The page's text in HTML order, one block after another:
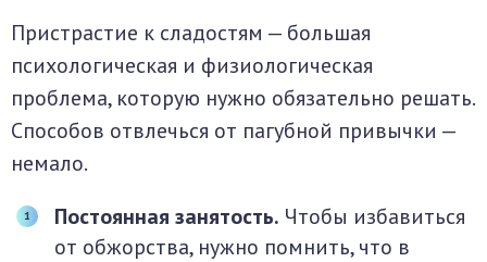
Пристрастие к сладостям — большая
психологическая и физиологическая
проблема, которую нужно обязательно решать.
Способов отвлечься от пагубной привычки —
немало.
Постоянная занятость. Чтобы избавиться
от обжорства, нужно помнить, что в